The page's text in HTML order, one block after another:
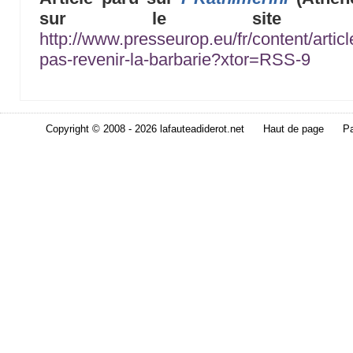
sur le
http://www.presseurop.eu/fr/content/
pas-revenir-la-barbarie?xtor=RSS-9
Copyright © 2008 - 2026 lafauteadiderot.net Haut de page